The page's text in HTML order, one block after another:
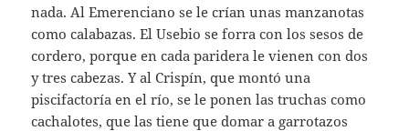
nada. Al Emerenciano se le crían unas manzanotas
como calabazas. El Usebio se forra con los sesos de
cordero, porque en cada paridera le vienen con dos
y tres cabezas. Y al Crispín, que montó una
piscifactoría en el río, se le ponen las truchas como
cachalotes, que las tiene que domar a garrotazos